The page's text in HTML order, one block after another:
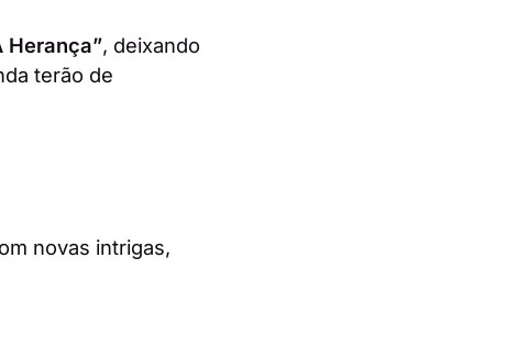
Herança”, deixando
terão de
novas intrigas,